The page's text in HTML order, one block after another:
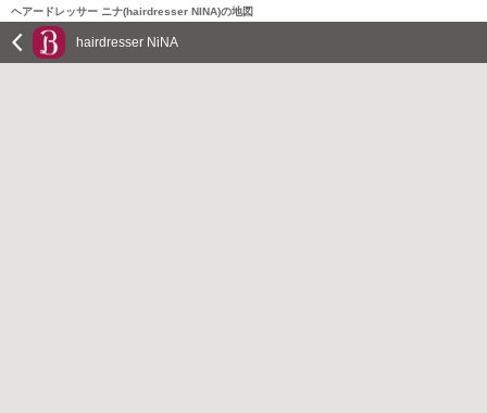
ヘアードレッサー ニナ(hairdresser NINA)の地図
hairdresser NiNA